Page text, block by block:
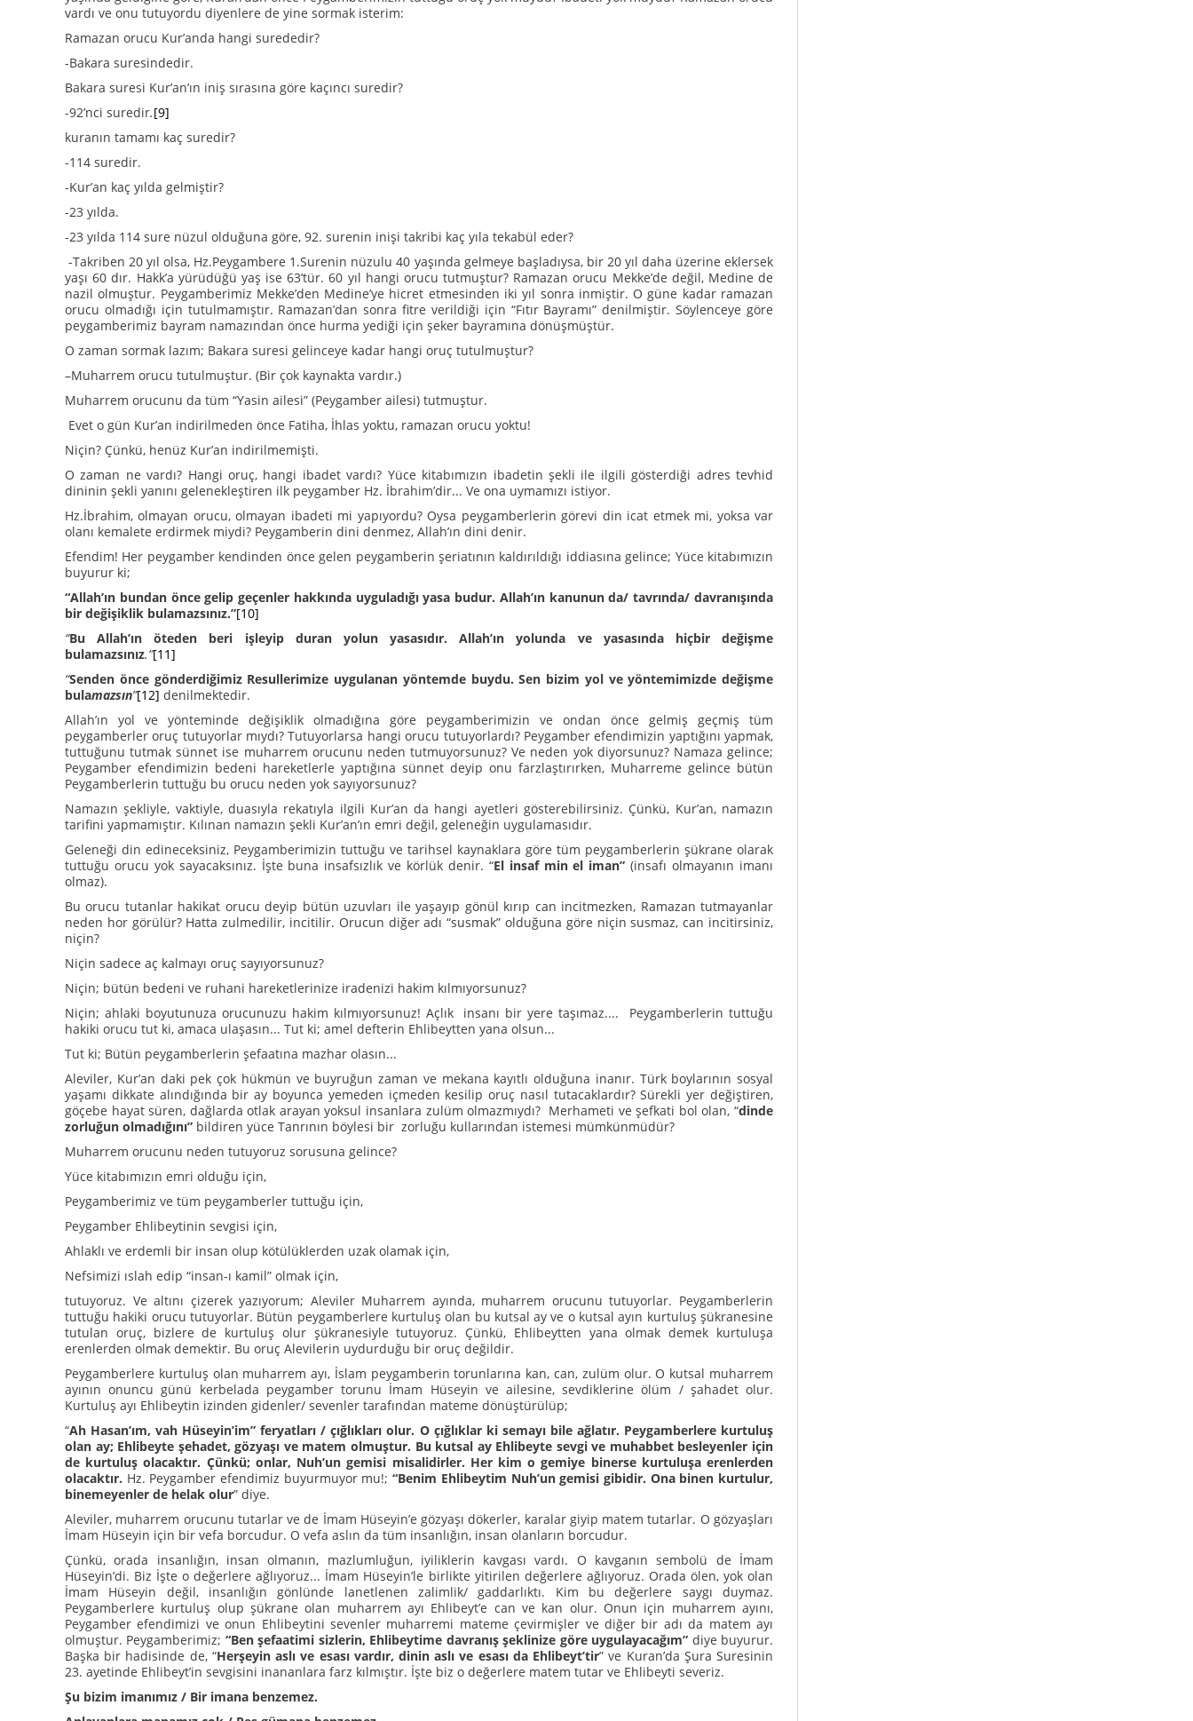
vardı ve onu tutuyordu diyenlere de yine sormak isterim:
Ramazan orucu Kur’anda hangi surededir?
-Bakara suresindedir.
Bakara suresi Kur’an’ın iniş sırasına göre kaçıncı suredir?
-92’nci suredir.[9]
kuranın tamamı kaç suredir?
-114 suredir.
-Kur’an kaç yılda gelmiştir?
-23 yılda.
-23 yılda 114 sure nüzul olduğuna göre, 92. surenin inişi takribi kaç yıla tekabül eder?
-Takriben 20 yıl olsa, Hz.Peygambere 1.Surenin nüzulu 40 yaşında gelmeye başladıysa, bir 20 yıl daha üzerine eklersek
yaşı 60 dır. Hakk’a yürüdüğü yaş ise 63’tür. 60 yıl hangi orucu tutmuştur? Ramazan orucu Mekke’de değil, Medine de
nazil olmuştur. Peygamberimiz Mekke’den Medine’ye hicret etmesinden iki yıl sonra inmiştir. O güne kadar ramazan
orucu olmadığı için tutulmamıştır. Ramazan’dan sonra fitre verildiği için “Fıtır Bayramı” denilmiştir. Söylenceye göre
peygamberimiz bayram namazından önce hurma yediği için şeker bayramına dönüşmüştür.
O zaman sormak lazım; Bakara suresi gelinceye kadar hangi oruç tutulmuştur?
–Muharrem orucu tutulmuştur. (Bir çok kaynakta vardır.)
Muharrem orucunu da tüm “Yasin ailesi” (Peygamber ailesi) tutmuştur.
Evet o gün Kur’an indirilmeden önce Fatiha, İhlas yoktu, ramazan orucu yoktu!
Niçin? Çünkü, henüz Kur’an indirilmemişti.
O zaman ne vardı? Hangi oruç, hangi ibadet vardı? Yüce kitabımızın ibadetin şekli ile ilgili gösterdiği adres tevhid
dininin şekli yanını gelenekleştiren ilk peygamber Hz. İbrahim’dir... Ve ona uymamızı istiyor.
Hz.İbrahim, olmayan orucu, olmayan ibadeti mi yapıyordu? Oysa peygamberlerin görevi din icat etmek mi, yoksa var
olanı kemalete erdirmek miydi? Peygamberin dini denmez, Allah’ın dini denir.
Efendim! Her peygamber kendinden önce gelen peygamberin şeriatının kaldırıldığı iddiasına gelince; Yüce kitabımızın
buyurur ki;
“Allah’ın bundan önce gelip geçenler hakkında uyguladığı yasa budur. Allah’ın kanunun da/ tavrında/ davranışında
bir değişiklik bulamazsınız.”[10]
“Bu Allah’ın öteden beri işleyip duran yolun yasasıdır. Allah’ın yolunda ve yasasında hiçbir değişme
bulamazsınız.”[11]
“Senden önce gönderdiğimiz Resullerimize uygulanan yöntemde buydu. Sen bizim yol ve yöntemimizde değişme
bulamazsın”[12] denilmektedir.
Allah’ın yol ve yönteminde değişiklik olmadığına göre peygamberimizin ve ondan önce gelmiş geçmiş tüm
peygamberler oruç tutuyorlar mıydı? Tutuyorlarsa hangi orucu tutuyorlardı? Peygamber efendimizin yaptığını yapmak,
tuttuğunu tutmak sünnet ise muharrem orucunu neden tutmuyorsunuz? Ve neden yok diyorsunuz? Namaza gelince;
Peygamber efendimizin bedeni hareketlerle yaptığına sünnet deyip onu farzlaştırırken, Muharreme gelince bütün
Peygamberlerin tuttuğu bu orucu neden yok sayıyorsunuz?
Namazın şekliyle, vaktiyle, duasıyla rekatıyla ilgili Kur’an da hangi ayetleri gösterebilirsiniz. Çünkü, Kur’an, namazın
tarifini yapmamıştır. Kılınan namazın şekli Kur’an’ın emri değil, geleneğin uygulamasıdır.
Geleneği din edineceksiniz, Peygamberimizin tuttuğu ve tarihsel kaynaklara göre tüm peygamberlerin şükrane olarak
tuttuğu orucu yok sayacaksınız. İşte buna insafsızlık ve körlük denir. “El insaf min el iman” (insafı olmayanın imanı
olmaz).
Bu orucu tutanlar hakikat orucu deyip bütün uzuvları ile yaşayıp gönül kırıp can incitmezken, Ramazan tutmayanlar
neden hor görülür? Hatta zulmedilir, incitilir. Orucun diğer adı “susmak” olduğuna göre niçin susmaz, can incitirsiniz,
niçin?
Niçin sadece aç kalmayı oruç sayıyorsunuz?
Niçin; bütün bedeni ve ruhani hareketlerinize iradenizi hakim kılmıyorsunuz?
Niçin; ahlaki boyutunuza orucunuzu hakim kılmıyorsunuz! Açlık insanı bir yere taşımaz.... Peygamberlerin tuttuğu
hakiki orucu tut ki, amaca ulaşasın... Tut ki; amel defterin Ehlibeytten yana olsun...
Tut ki; Bütün peygamberlerin şefaatına mazhar olasın...
Aleviler, Kur’an daki pek çok hükmün ve buyruğun zaman ve mekana kayıtlı olduğuna inanır. Türk boylarının sosyal
yaşamı dikkate alındığında bir ay boyunca yemeden içmeden kesilip oruç nasıl tutacaklardır? Sürekli yer değiştiren,
göçebe hayat süren, dağlarda otlak arayan yoksul insanlara zulüm olmazmıydı? Merhameti ve şefkati bol olan, “dinde
zorluğun olmadığını” bildiren yüce Tanrının böylesi bir zorluğu kullarından istemesi mümkünmüdür?
Muharrem orucunu neden tutuyoruz sorusuna gelince?
Yüce kitabımızın emri olduğu için,
Peygamberimiz ve tüm peygamberler tuttuğu için,
Peygamber Ehlibeytinin sevgisi için,
Ahlaklı ve erdemli bir insan olup kötülüklerden uzak olamak için,
Nefsimizi ıslah edip “insan-ı kamil” olmak için,
tutuyoruz. Ve altını çizerek yazıyorum; Aleviler Muharrem ayında, muharrem orucunu tutuyorlar. Peygamberlerin
tuttuğu hakiki orucu tutuyorlar. Bütün peygamberlere kurtuluş olan bu kutsal ay ve o kutsal ayın kurtuluş şükranesine
tutulan oruç, bizlere de kurtuluş olur şükranesiyle tutuyoruz. Çünkü, Ehlibeytten yana olmak demek kurtuluşa
erenlerden olmak demektir. Bu oruç Alevilerin uydurduğu bir oruç değildir.
Peygamberlere kurtuluş olan muharrem ayı, İslam peygamberin torunlarına kan, can, zulüm olur. O kutsal muharrem
ayının onuncu günü kerbelada peygamber torunu İmam Hüseyin ve ailesine, sevdiklerine ölüm / şahadet olur.
Kurtuluş ayı Ehlibeytin izinden gidenler/ sevenler tarafından mateme dönüştürülüp;
“Ah Hasan’ım, vah Hüseyin’im” feryatları / çığlıkları olur. O çığlıklar ki semayı bile ağlatır. Peygamberlere kurtuluş
olan ay; Ehlibeyte şehadet, gözyaşı ve matem olmuştur. Bu kutsal ay Ehlibeyte sevgi ve muhabbet besleyenler için
de kurtuluş olacaktır. Çünkü; onlar, Nuh’un gemisi misalidirler. Her kim o gemiye binerse kurtuluşa erenlerden
olacaktır. Hz. Peygamber efendimiz buyurmuyor mu!; “Benim Ehlibeytim Nuh’un gemisi gibidir. Ona binen kurtulur,
binemeyenler de helak olur” diye.
Aleviler, muharrem orucunu tutarlar ve de İmam Hüseyin’e gözyaşı dökerler, karalar giyip matem tutarlar. O gözyaşları
İmam Hüseyin için bir vefa borcudur. O vefa aslın da tüm insanlığın, insan olanların borcudur.
Çünkü, orada insanlığın, insan olmanın, mazlumluğun, iyiliklerin kavgası vardı. O kavganın sembolü de İmam
Hüseyin’di. Biz İşte o değerlere ağlıyoruz... İmam Hüseyin’le birlikte yitirilen değerlere ağlıyoruz. Orada ölen, yok olan
İmam Hüseyin değil, insanlığın gönlünde lanetlenen zalimlik/ gaddarlıktı. Kim bu değerlere saygı duymaz.
Peygamberlere kurtuluş olup şükrane olan muharrem ayı Ehlibeyt’e can ve kan olur. Onun için muharrem ayını,
Peygamber efendimizi ve onun Ehlibeytini sevenler muharremi mateme çevirmişler ve diğer bir adı da matem ayı
olmuştur. Peygamberimiz; “Ben şefaatimi sizlerin, Ehlibeytime davranış şeklinize göre uygulayacağım” diye buyurur.
Başka bir hadisinde de, “Herşeyin aslı ve esası vardır, dinin aslı ve esası da Ehlibeyt’tir” ve Kuran’da Şura Suresinin
23. ayetinde Ehlibeyt’in sevgisini inananlara farz kılmıştır. İşte biz o değerlere matem tutar ve Ehlibeyti severiz.
Şu bizim imanımız / Bir imana benzemez.